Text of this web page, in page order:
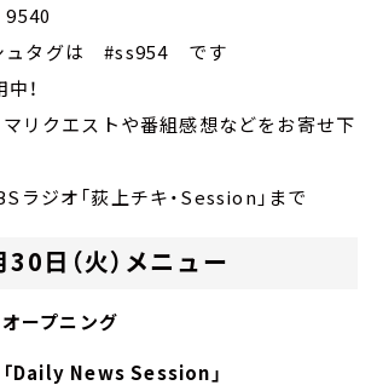
タグは #ss954 です
！
マリクエストや番組感想などをお寄せ下
ジオ「荻上チキ・Session」まで
日（火）メニュー
ープニング
News Session」